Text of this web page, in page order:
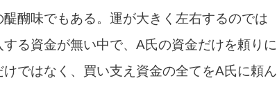
醐味でもある。運が大きく左右するのでは
る資金が無い中で、A氏の資金だけを頼りに
ではなく、買い支え資金の全てをA氏に頼ん